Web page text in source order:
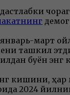
март
ташкил
буён энг
кишини,
2024